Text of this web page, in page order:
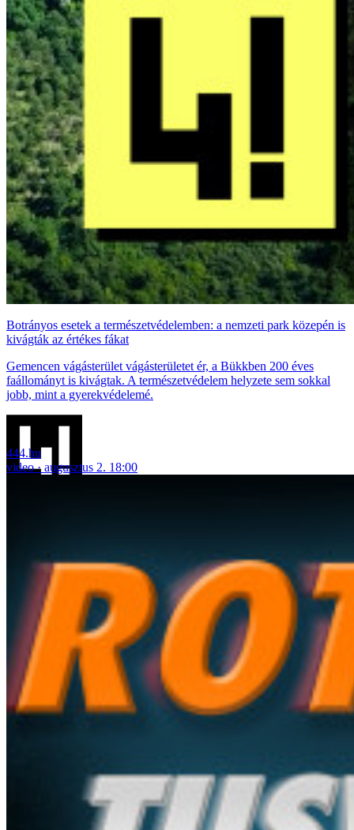
Botrányos esetek a természetvédelemben: a nemzeti park közepén is
kivágták az értékes fákat
Gemencen vágásterület vágásterületet ér, a Bükkben 200 éves
faállományt is kivágtak. A természetvédelem helyzete sem sokkal
jobb, mint a gyerekvédelemé.
444.hu
video
augusztus 2. 18:00